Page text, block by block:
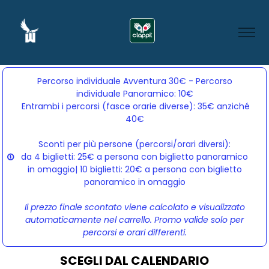
Percorso individuale Avventura 30€ - Percorso
individuale Panoramico: 10€
Entrambi i percorsi (fasce orarie diverse): 35€ anziché
40€
Sconti per più persone (percorsi/orari diversi):
da 4 biglietti: 25€ a persona con biglietto panoramico
in omaggio| 10 biglietti: 20€ a persona con biglietto
panoramico in omaggio
Il prezzo finale scontato viene calcolato e visualizzato
automaticamente nel carrello. Promo valide solo per
percorsi e orari differenti.
SCEGLI DAL CALENDARIO